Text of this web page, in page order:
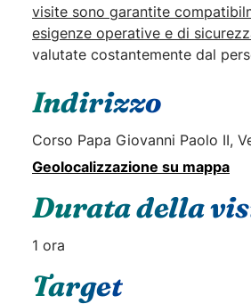
visite sono garantite
esigenze operative e di
valutate costantemente dal
Indirizzo
Corso Papa Giovanni Paolo II,
Geolocalizzazione su mappa
Durata della
1 ora
Target